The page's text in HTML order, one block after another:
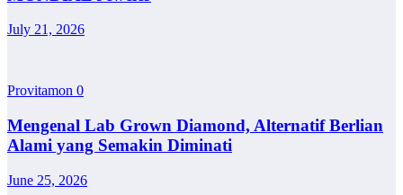
July 21, 2026
Provitamon 0
Mengenal Lab Grown Diamond, Alternatif Berlian
Alami yang Semakin Diminati
June 25, 2026